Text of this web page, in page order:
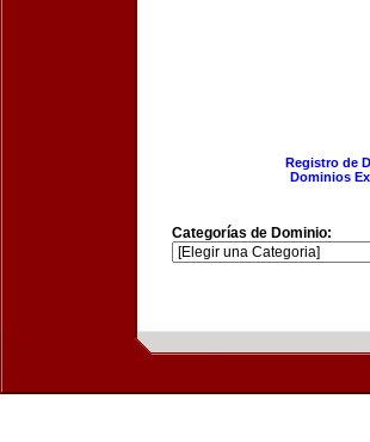
Registro de
Dominios
Categorías de Dominio: